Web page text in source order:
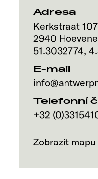
Adresa
Kerkstraat 107
2940
51.3032774,
E-mail
Telefonní
+32
Zobrazit mapu